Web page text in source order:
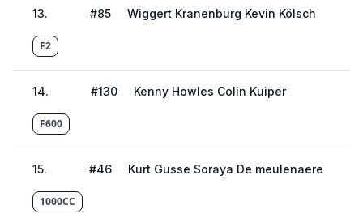
13. #85 Wiggert Kranenburg Kevin Kölsch
F2
14. #130 Kenny Howles Colin Kuiper
F600
15. #46 Kurt Gusse Soraya De meulenaere
1000CC